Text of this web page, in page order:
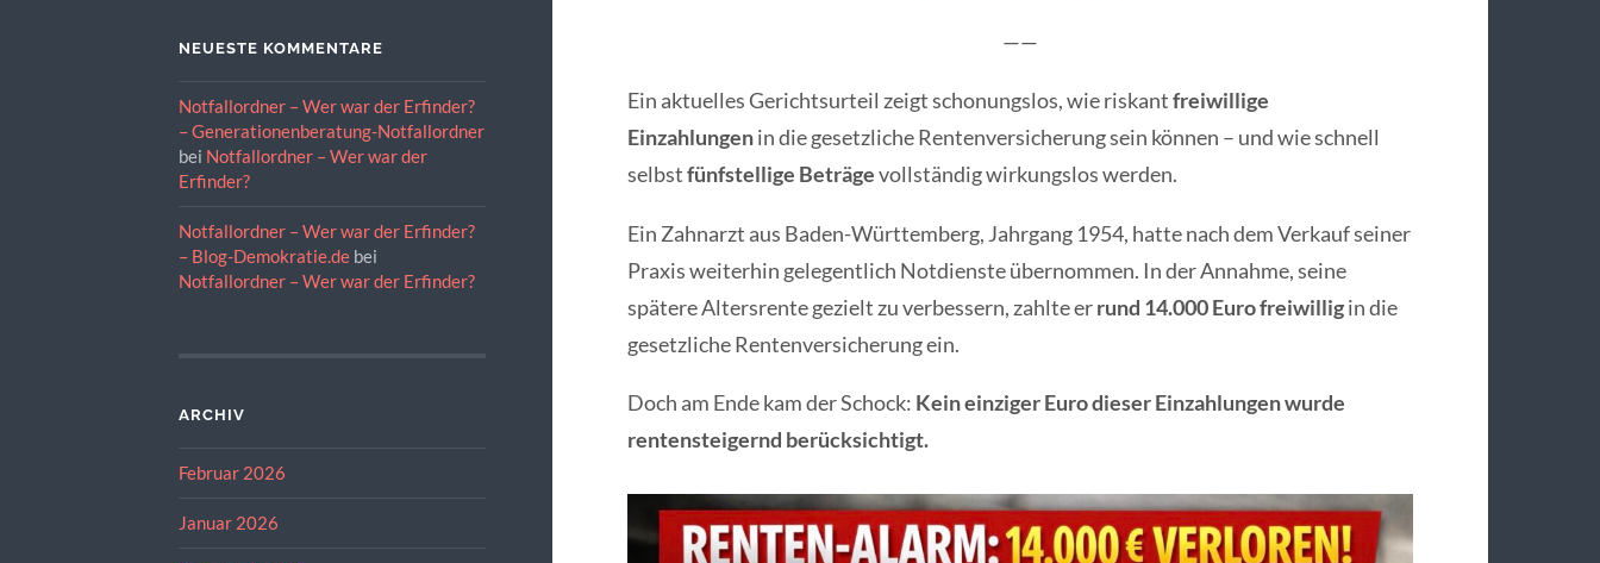
NEUESTE KOMMENTARE
Notfallordner – Wer war der Erfinder?
– Generationenberatung-Notfallordner
bei Notfallordner – Wer war der
Erfinder?
Notfallordner – Wer war der Erfinder?
– Blog-Demokratie.debei
Notfallordner – Wer war der Erfinder?
ARCHIV
Februar 2026
Januar 2026
——
Ein aktuelles Gerichtsurteil zeigt schonungslos, wie riskantfreiwillige
Einzahlungenin die gesetzliche Rentenversicherung sein können – und wie schnell
selbstfünfstellige Beträgevollständig wirkungslos werden.
Ein Zahnarzt aus Baden-Württemberg, Jahrgang 1954, hatte nach dem Verkauf seiner
Praxis weiterhin gelegentlich Notdienste übernommen. In der Annahme, seine
spätere Altersrente gezielt zu verbessern, zahlte errund 14.000 Euro freiwilligin die
gesetzliche Rentenversicherung ein.
Doch am Ende kam der Schock: Kein einziger Euro dieser Einzahlungen wurde
rentensteigernd berücksichtigt.